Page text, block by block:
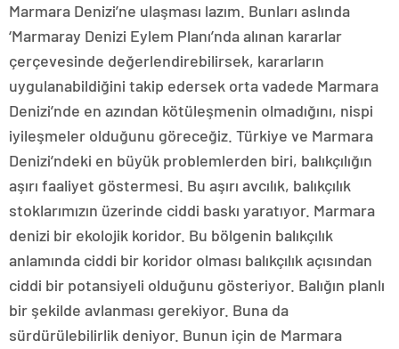
Marmara Denizi’ne ulaşması lazım. Bunları aslında
‘Marmaray Denizi Eylem Planı’nda alınan kararlar
çerçevesinde değerlendirebilirsek, kararların
uygulanabildiğini takip edersek orta vadede Marmara
Denizi’nde en azından kötüleşmenin olmadığını, nispi
iyileşmeler olduğunu göreceğiz. Türkiye ve Marmara
Denizi’ndeki en büyük problemlerden biri, balıkçılığın
aşırı faaliyet göstermesi. Bu aşırı avcılık, balıkçılık
stoklarımızın üzerinde ciddi baskı yaratıyor. Marmara
denizi bir ekolojik koridor. Bu bölgenin balıkçılık
anlamında ciddi bir koridor olması balıkçılık açısından
ciddi bir potansiyeli olduğunu gösteriyor. Balığın planlı
bir şekilde avlanması gerekiyor. Buna da
sürdürülebilirlik deniyor. Bunun için de Marmara